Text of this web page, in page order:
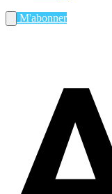
M'abonner